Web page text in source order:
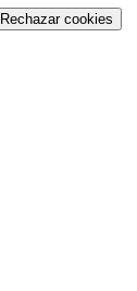
Rechazar cookies